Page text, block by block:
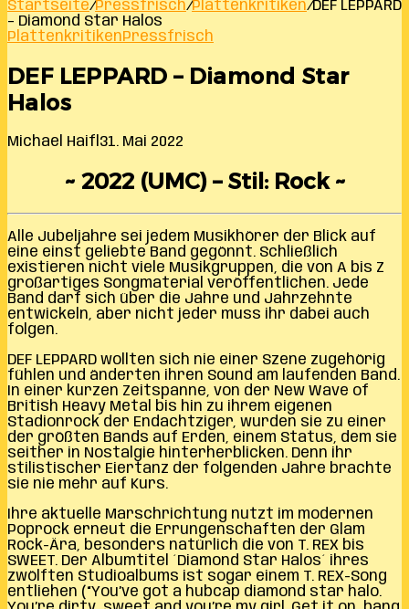
Startseite/Pressfrisch/Plattenkritiken/DEF LEPPARD
– Diamond Star Halos
PlattenkritikenPressfrisch
DEF LEPPARD – Diamond Star
Halos
Michael Haifl 31. Mai 2022
~ 2022 (UMC) – Stil: Rock ~
Alle Jubeljahre sei jedem Musikhörer der Blick auf
eine einst geliebte Band gegönnt. Schließlich
existieren nicht viele Musikgruppen, die von A bis Z
großartiges Songmaterial veröffentlichen. Jede
Band darf sich über die Jahre und Jahrzehnte
entwickeln, aber nicht jeder muss ihr dabei auch
folgen.
DEF LEPPARD wollten sich nie einer Szene zugehörig
fühlen und änderten ihren Sound am laufenden Band.
In einer kurzen Zeitspanne, von der New Wave of
British Heavy Metal bis hin zu ihrem eigenen
Stadionrock der Endachtziger, wurden sie zu einer
der größten Bands auf Erden, einem Status, dem sie
seither in Nostalgie hinterherblicken. Denn ihr
stilistischer Eiertanz der folgenden Jahre brachte
sie nie mehr auf Kurs.
Ihre aktuelle Marschrichtung nutzt im modernen
Poprock erneut die Errungenschaften der Glam
Rock-Ära, besonders natürlich die von T. REX bis
SWEET. Der Albumtitel ´Diamond Star Halos´ ihres
zwölften Studioalbums ist sogar einem T. REX-Song
entliehen (“You’ve got a hubcap diamond star halo.